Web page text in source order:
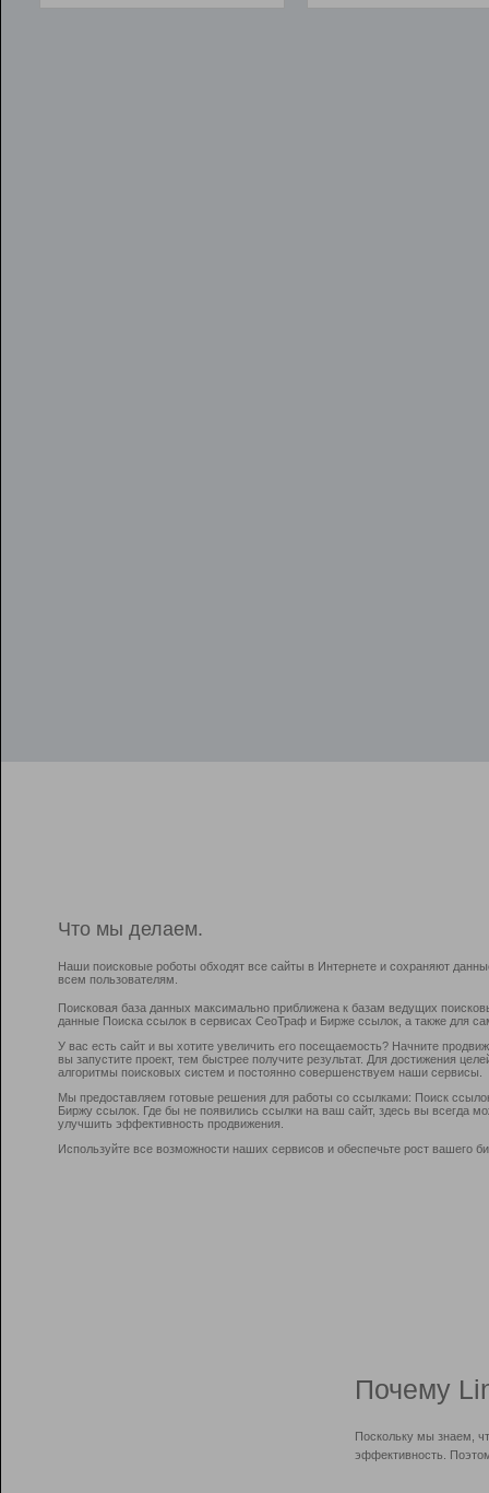
Что мы делаем.
Наши поисковые роботы обходят все сайты в Интернете и сохраняют
всем пользователям.
Поисковая база данных максимально приближена к базам ведущих
данные Поиска ссылок в сервисах СеоТраф и Бирже ссылок, а также для
У вас есть сайт и вы хотите увеличить его посещаемость? Начните
вы запустите проект, тем быстрее получите результат. Для достижения
алгоритмы поисковых систем и постоянно совершенствуем наши сервисы.
Мы предоставляем готовые решения для работы со ссылками: Поиск
Биржу ссылок. Где бы не появились ссылки на ваш сайт, здесь вы всегда
улучшить эффективность продвижения.
Используйте все возможности наших сервисов и обеспечьте рост вашего
Почему
Поскольку мы знаем,
эффективность.